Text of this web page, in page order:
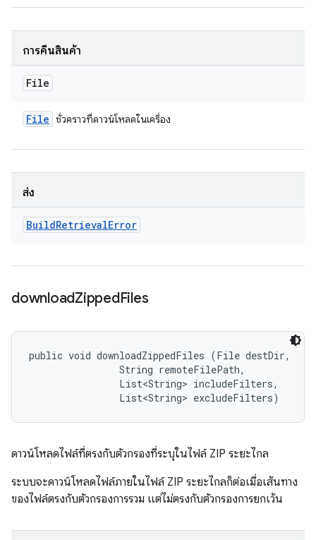
การคืนสินค้า
File
File ชั่วคราวที่ดาวน์โหลดในเครื่อง
ส่ง
BuildRetrievalError
downloadZippedFiles
public void downloadZippedFiles (File destDir,
                String remoteFilePath,
                List<String> includeFilters,
                List<String> excludeFilters)
ดาวน์โหลดไฟล์ที่ตรงกับตัวกรองที่ระบุในไฟล์ ZIP ระยะไกล
ระบบจะดาวน์โหลดไฟล์ภายในไฟล์ ZIP ระยะไกลก็ต่อเมื่อเส้นทาง
ของไฟล์ตรงกับตัวกรองการรวม แต่ไม่ตรงกับตัวกรองการยกเว้น